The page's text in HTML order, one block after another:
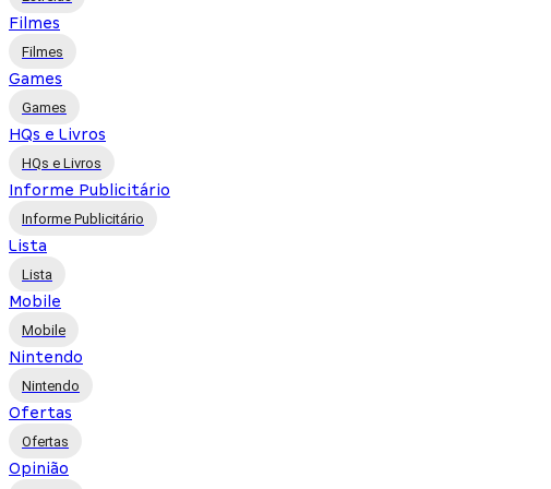
Filmes
Filmes
Games
Games
HQs e Livros
HQs e Livros
Informe Publicitário
Informe Publicitário
Lista
Lista
Mobile
Mobile
Nintendo
Nintendo
Ofertas
Ofertas
Opinião